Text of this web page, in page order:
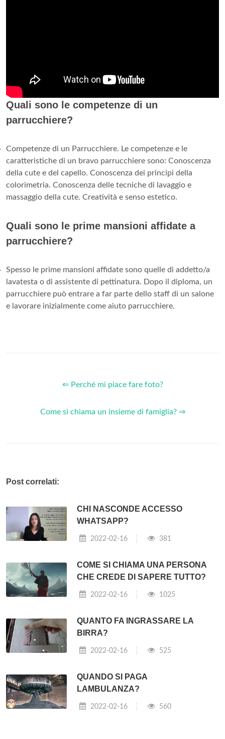
Quali sono le competenze di un
parrucchiere?
Competenze di un Parrucchiere. Le competenze e le
caratteristiche di un bravo parrucchiere sono: Conoscenza
della cute e del capello. Conoscenza dei principi della
colorimetria. Conoscenza delle tecniche di lavaggio e
massaggio della cute. Creatività e senso estetico.
Quali sono le prime mansioni affidate a
parrucchiere?
Spesso le prime mansioni affidate sono quelle di addetto/a
lavatesta o di assistente di pettinatura. Dopo il diploma, un
parrucchiere può entrare a far parte dello staff di un salone
e lavorare inizialmente come aiuto parrucchiere.
⇐ Perché mi piace fare foto?
Come si chiama un insieme di famiglia? ⇒
Post correlati:
CHI NASCONDE ACCESSO
WHATSAPP?
2022-02-16 381
COME SI CHIAMA UNA PERSONA
CHE CREDE DI SAPERE TUTTO?
2022-02-16 1025
QUANTO FA INGRASSARE LA
BIRRA?
2022-02-16 525
QUANDO SI PAGA
LAMBULANZA?
2022-02-16 560